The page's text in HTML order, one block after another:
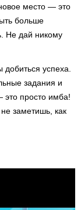
место — это
больше
Не дай никому
успеха.
задания и
это просто имба!
заметишь, как